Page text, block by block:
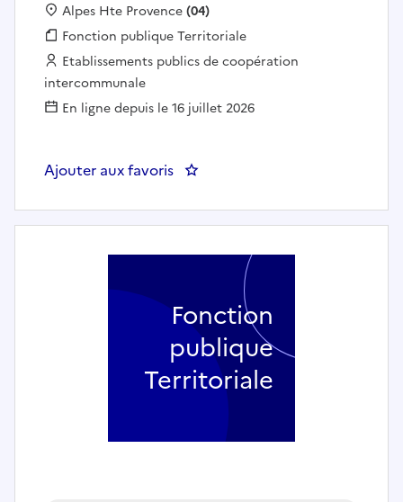
Localisation :
Alpes Hte Provence(04)
Fonction publique :
Fonction publique Territoriale
Employeur :
Etablissements publics de coopération
intercommunale
En ligne depuis le 16 juillet 2026
Ajouter aux favoris : Chargé de mission
Fonction
publique
Territoriale